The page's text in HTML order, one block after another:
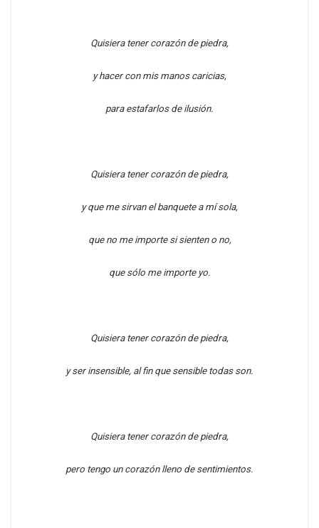
Quisiera tener corazón de piedra,
y hacer con mis manos caricias,
para estafarlos de ilusión.
Quisiera tener corazón de piedra,
y que me sirvan el banquete a mí sola,
que no me importe si sienten o no,
que sólo me importe yo.
Quisiera tener corazón de piedra,
y ser insensible, al fin que sensible todas son.
Quisiera tener corazón de piedra,
pero tengo un corazón lleno de sentimientos.